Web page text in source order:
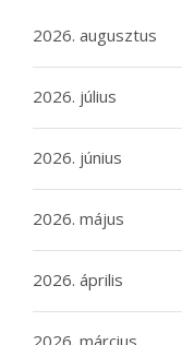
2026. augusztus
2026. július
2026. június
2026. május
2026. április
2026. március